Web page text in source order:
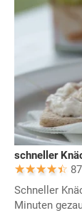
schneller
Schneller
Minuten